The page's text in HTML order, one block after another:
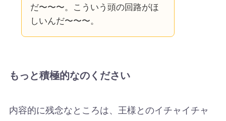
だ〜〜〜。こういう頭の回路がほ
しいんだ〜〜〜。
もっと積極的なのください
内容的に残念なところは、王様とのイチャイチャ